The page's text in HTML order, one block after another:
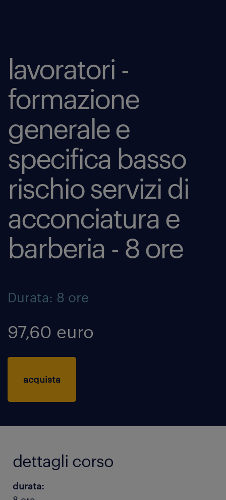
lavoratori -
formazione
generale e
specifica basso
rischio servizi di
acconciatura e
barberia - 8 ore
Durata: 8 ore
97,60 euro
acquista
dettagli corso
durata: